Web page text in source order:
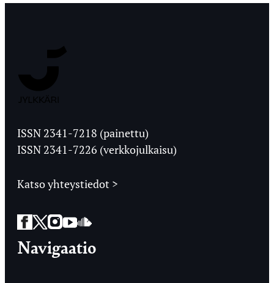
Ylioppilaslehti
ISSN 2341-7218 (painettu)
ISSN 2341-7226 (verkkojulkaisu)
Katso yhteystiedot >
Facebook
Twitter
Instagram
YouTube
SoundCloud
Navigaatio